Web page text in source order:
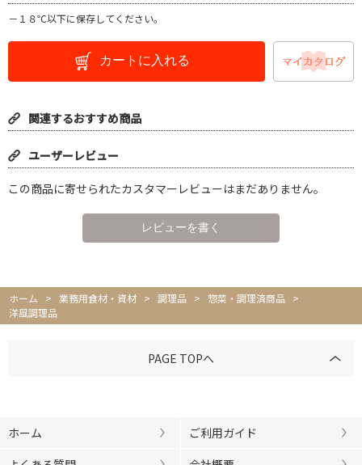
－１８℃以下に保存してください。
カートに入れる
関連するおすすめ商品
ユーザーレビュー
この商品に寄せられたカスタマーレビューはまだありません。
ホーム > 業務用食材・資材 > 調理品 > 惣菜・調理済商品 >
洋風調理品
PAGE TOPへ
ホーム
ご利用ガイド